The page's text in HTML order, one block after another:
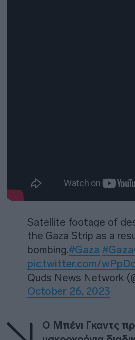
Satellite footage of
the Gaza Strip as a
bombing.#Gaza
pic.twitter.com/
Quds News Network
October 26, 2023
Ο Μπένι Γκαντς